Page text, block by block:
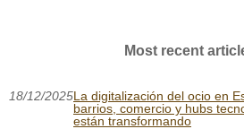
Most recent
18/12/2025La digitalización del ocio en
barrios, comercio y hubs
están transformando